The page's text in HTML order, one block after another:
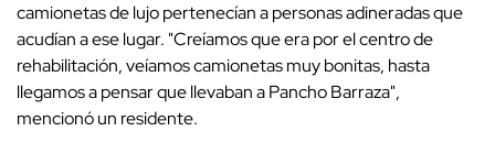
camionetas de lujo pertenecían a personas adineradas que
acudían a ese lugar. "Creíamos que era por el centro de
rehabilitación, veíamos camionetas muy bonitas, hasta
llegamos a pensar que llevaban a Pancho Barraza",
mencionó un residente.